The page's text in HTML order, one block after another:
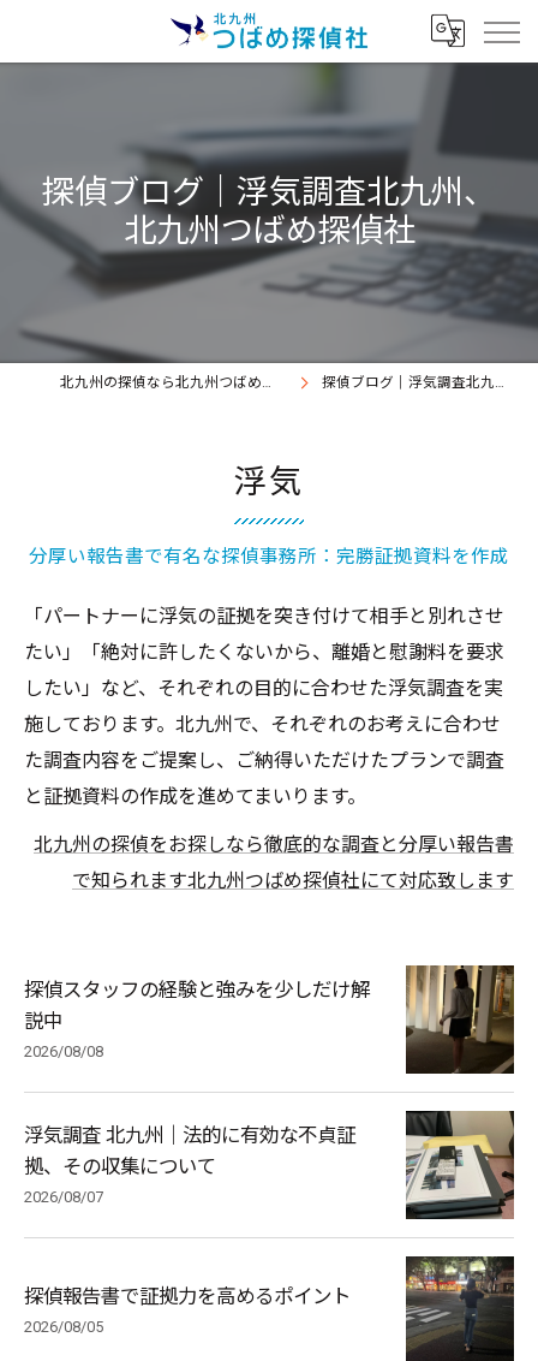
探偵ブログ｜浮気調査北九州、
北九州つばめ探偵社
北九州の探偵なら北九州つばめ探偵社｜証拠満載提出継続中 探偵ブログ｜浮気調査北九州、北九州つばめ探偵社
浮気
分厚い報告書で有名な探偵事務所：完勝証拠資料を作成
「パートナーに浮気の証拠を突き付けて相手と別れさせ
たい」「絶対に許したくないから、離婚と慰謝料を要求
したい」など、それぞれの目的に合わせた浮気調査を実
施しております。北九州で、それぞれのお考えに合わせ
た調査内容をご提案し、ご納得いただけたプランで調査
と証拠資料の作成を進めてまいります。
北九州の探偵をお探しなら徹底的な調査と分厚い報告書
で知られます北九州つばめ探偵社にて対応致します
探偵スタッフの経験と強みを少しだけ解
説中
2026/08/08
浮気調査 北九州｜法的に有効な不貞証
拠、その収集について
2026/08/07
探偵報告書で証拠力を高めるポイント
2026/08/05